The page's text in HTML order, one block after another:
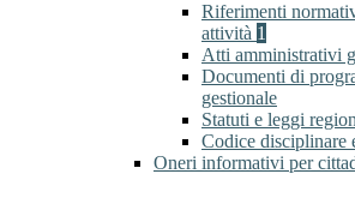
Riferimenti
attività 1
Atti amministrativi
Documenti di
gestionale
Statuti e leggi
Codice disciplinare
Oneri informativi per